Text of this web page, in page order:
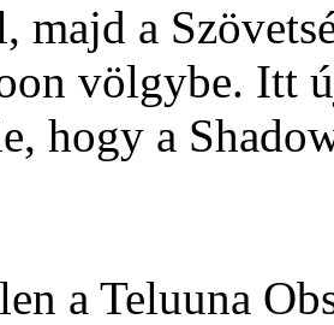
majd a
völgybe. Itt
hogy a
a Teluuna